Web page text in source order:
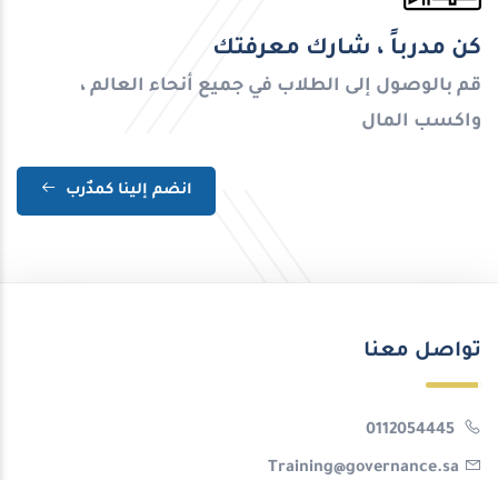
كن مدرباً ، شارك معرفتك
قم بالوصول إلى الطلاب في جميع أنحاء العالم ،
واكسب المال
انضم إلينا كمدٌرب
تواصل معنا
Training@governance.sa